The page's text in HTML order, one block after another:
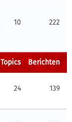
10 222
Topics
Berichten
24 139